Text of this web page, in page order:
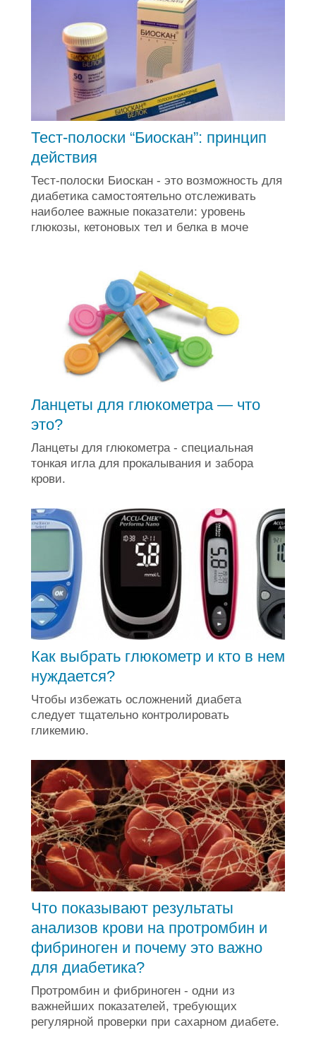
Тест-полоски “Биоскан”: принцип
действия
Тест-полоски Биоскан - это возможность для
диабетика самостоятельно отслеживать
наиболее важные показатели: уровень
глюкозы, кетоновых тел и белка в моче
Ланцеты для глюкометра — что
это?
Ланцеты для глюкометра - специальная
тонкая игла для прокалывания и забора
крови.
Как выбрать глюкометр и кто в нем
нуждается?
Чтобы избежать осложнений диабета
следует тщательно контролировать
гликемию.
Что показывают результаты
анализов крови на протромбин и
фибриноген и почему это важно
для диабетика?
Протромбин и фибриноген - одни из
важнейших показателей, требующих
регулярной проверки при сахарном диабете.